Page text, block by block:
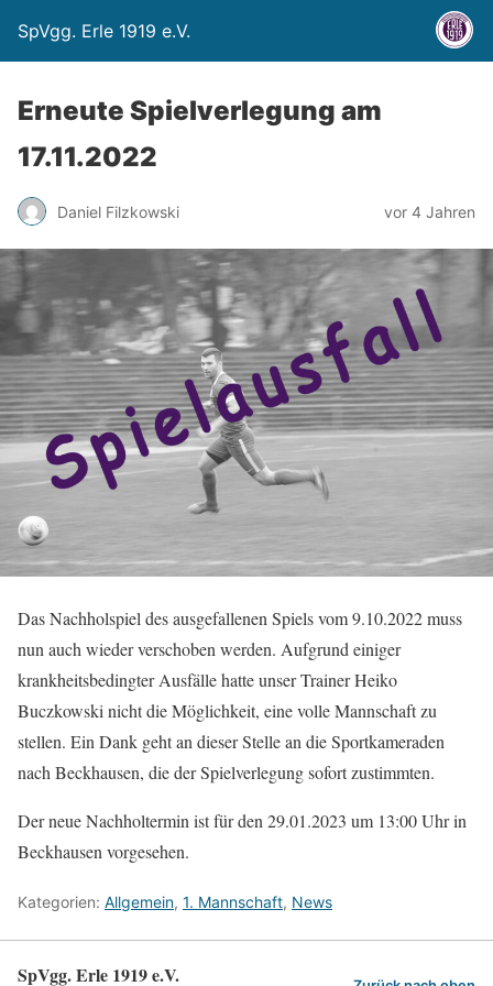
SpVgg. Erle 1919 e.V.
Erneute Spielverlegung am
17.11.2022
Daniel Filzkowski vor 4 Jahren
Das Nachholspiel des ausgefallenen Spiels vom 9.10.2022 muss
nun auch wieder verschoben werden. Aufgrund einiger
krankheitsbedingter Ausfälle hatte unser Trainer Heiko
Buczkowski nicht die Möglichkeit, eine volle Mannschaft zu
stellen. Ein Dank geht an dieser Stelle an die Sportkameraden
nach Beckhausen, die der Spielverlegung sofort zustimmten.
Der neue Nachholtermin ist für den 29.01.2023 um 13:00 Uhr in
Beckhausen vorgesehen.
Kategorien: Allgemein, 1. Mannschaft, News
SpVgg. Erle 1919 e.V.